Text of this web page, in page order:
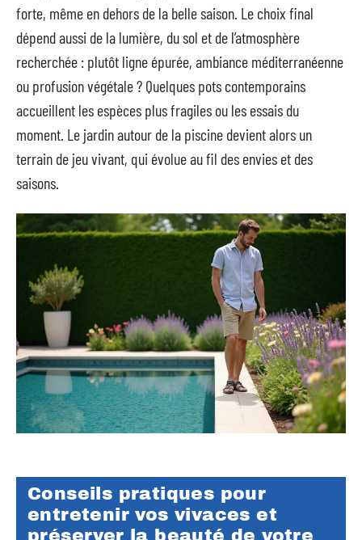
forte, même en dehors de la belle saison. Le choix final
dépend aussi de la lumière, du sol et de l’atmosphère
recherchée : plutôt ligne épurée, ambiance méditerranéenne
ou profusion végétale ? Quelques pots contemporains
accueillent les espèces plus fragiles ou les essais du
moment. Le jardin autour de la piscine devient alors un
terrain de jeu vivant, qui évolue au fil des envies et des
saisons.
Conseils pratiques pour
entretenir vos vivaces et
préserver la beauté de votre